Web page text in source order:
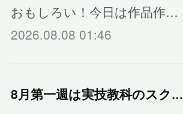
おもしろい！今日は作品作…
2026.08.08 01:46
8月第一週は実技教科のスクーリング